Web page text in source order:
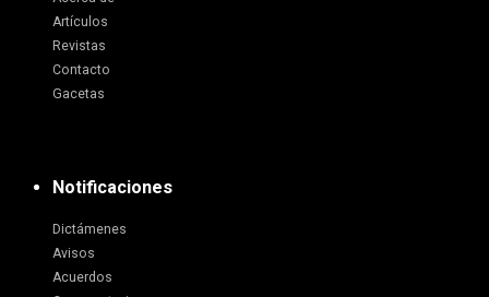
Artículos
Revistas
Contacto
Gacetas
Notificaciones
Dictámenes
Avisos
Acuerdos